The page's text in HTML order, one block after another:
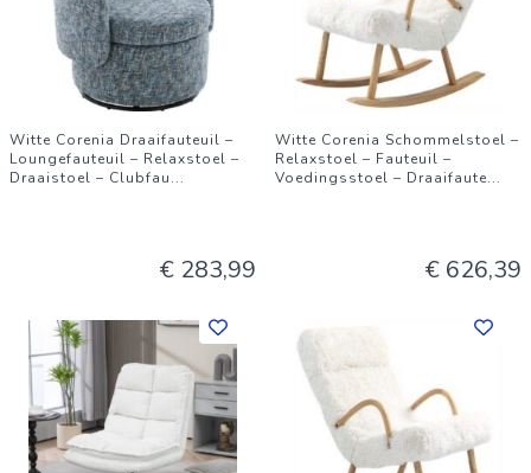
Witte Corenia Draaifauteuil –
Loungefauteuil – Relaxstoel –
Draaistoel – Clubfau...
€ 283,99
Witte Corenia Schommelstoel –
Relaxstoel – Fauteuil –
Voedingsstoel – Draaifaute...
€ 626,39